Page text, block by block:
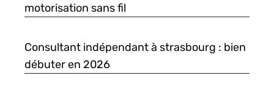
motorisation sans fil
Consultant indépendant à strasbourg : bien
débuter en 2026